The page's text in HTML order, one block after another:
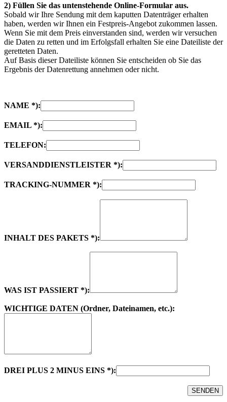
2) Füllen Sie das untenstehende Online-Formular aus.
Sobald wir Ihre Sendung mit dem kaputten Datenträger erhalten
haben, werden wir Ihnen ein Festpreis-Angebot zukommen lassen.
Wenn Sie mit dem Preis einverstanden sind, werden wir versuchen
die Daten zu retten und im Erfolgsfall erhalten Sie eine Dateiliste der
geretteten Daten.
Auf Basis dieser Dateiliste können Sie entscheiden ob Sie das
Ergebnis der Datenrettung annehmen oder nicht.
NAME *):
EMAIL *):
TELEFON:
VERSANDDIENSTLEISTER *):
TRACKING-NUMMER *):
INHALT DES PAKETS *):
WAS IST PASSIERT *):
WICHTIGE DATEN (Ordner, Dateinamen, etc.):
DREI PLUS 2 MINUS EINS *):